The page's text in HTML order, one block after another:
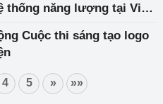
thống năng lượng tại Việt
Cuộc thi sáng tạo logo
4 5 » »»